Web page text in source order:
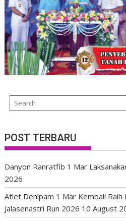
POST TERBARU
Danyon Ranratfib 1 Mar
2026
Atlet Denipam 1 Mar Kembali
Jalasenastri Run 2026 10 August